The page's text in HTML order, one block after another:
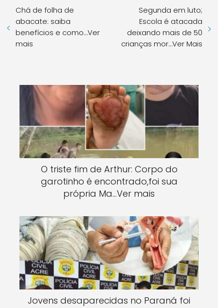
Chá de folha de
abacate: saiba
benefícios e como…Ver
mais
Segunda em luto;
Escola é atacada
deixando mais de 50
crianças mor…Ver Mais
O triste fim de Arthur: Corpo do
garotinho é encontrado,foi sua
própria Ma…Ver mais
Jovens desaparecidas no Paraná foi